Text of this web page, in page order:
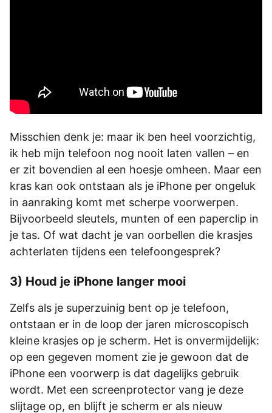
Misschien denk je: maar ik ben heel voorzichtig,
ik heb mijn telefoon nog nooit laten vallen – en
er zit bovendien al een hoesje omheen. Maar een
kras kan ook ontstaan als je iPhone per ongeluk
in aanraking komt met scherpe voorwerpen.
Bijvoorbeeld sleutels, munten of een paperclip in
je tas. Of wat dacht je van oorbellen die krasjes
achterlaten tijdens een telefoongesprek?
3) Houd je iPhone langer mooi
Zelfs als je superzuinig bent op je telefoon,
ontstaan er in de loop der jaren microscopisch
kleine krasjes op je scherm. Het is onvermijdelijk:
op een gegeven moment zie je gewoon dat de
iPhone een voorwerp is dat dagelijks gebruik
wordt. Met een screenprotector vang je deze
slijtage op, en blijft je scherm er als nieuw